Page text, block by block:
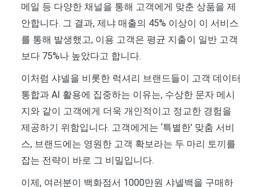
메일 등 다양한 채널을 통해 고객에게 맞춘 상품을 제
안합니다. 그 결과, 제냐 매출의 45% 이상이 이 서비스
를 통해 발생했고, 이용 고객은 평균 지출이 일반 고객
보다 75%나 높았다고 합니다.
이처럼 샤넬을 비롯한 럭셔리 브랜드들이 고객 데이터
통합과 AI 활용에 집중하는 이유는, 수상한 문자 메시
지와 같이 고객에게 더욱 개인적이고 정교한 경험을
제공하기 위함입니다. 고객에게는 ‘특별한’ 맞춤 서비
스, 브랜드에는 영원한 고객 확보라는 두 마리 토끼를
잡는 전략이 바로 그 비밀입니다.
이제, 여러분이 백화점서 1000만원 샤넬백을 구매하